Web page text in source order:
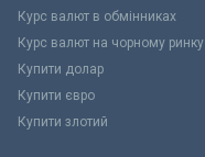
Курс валют в обмінниках
Курс валют на чорному ринку
Купити долар
Купити євро
Купити злотий